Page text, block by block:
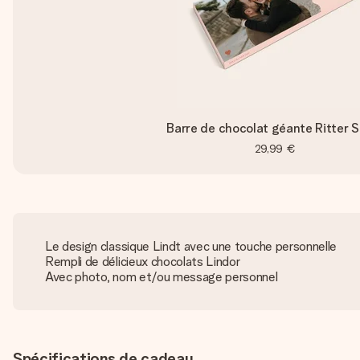
Barre de chocolat géante Ritter
29,99 €
Le design classique Lindt avec une touche personnelle
Rempli de délicieux chocolats Lindor
Avec photo, nom et/ou message personnel